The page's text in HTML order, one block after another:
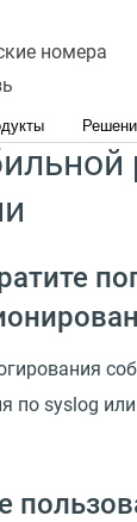
номера
по syslog